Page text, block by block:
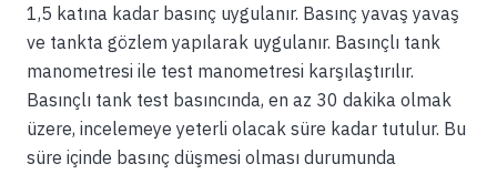
1,5 katına kadar basınç uygulanır. Basınç yavaş yavaş
ve tankta gözlem yapılarak uygulanır. Basınçlı tank
manometresi ile test manometresi karşılaştırılır.
Basınçlı tank test basıncında, en az 30 dakika olmak
üzere, incelemeye yeterli olacak süre kadar tutulur. Bu
süre içinde basınç düşmesi olması durumunda